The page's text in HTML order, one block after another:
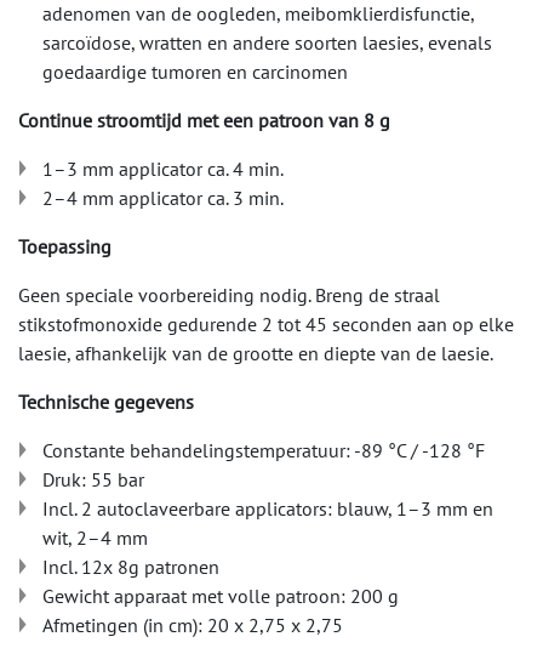
adenomen van de oogleden, meibomklierdisfunctie,
sarcoïdose, wratten en andere soorten laesies, evenals
goedaardige tumoren en carcinomen
Continue stroomtijd met een patroon van 8 g
1–3 mm applicator ca. 4 min.
2–4 mm applicator ca. 3 min.
Toepassing
Geen speciale voorbereiding nodig. Breng de straal
stikstofmonoxide gedurende 2 tot 45 seconden aan op elke
laesie, afhankelijk van de grootte en diepte van de laesie.
Technische gegevens
Constante behandelingstemperatuur: -89 °C / -128 °F
Druk: 55 bar
Incl. 2 autoclaveerbare applicators: blauw, 1–3 mm en
wit, 2–4 mm
Incl. 12x 8g patronen
Gewicht apparaat met volle patroon: 200 g
Afmetingen (in cm): 20 x 2,75 x 2,75